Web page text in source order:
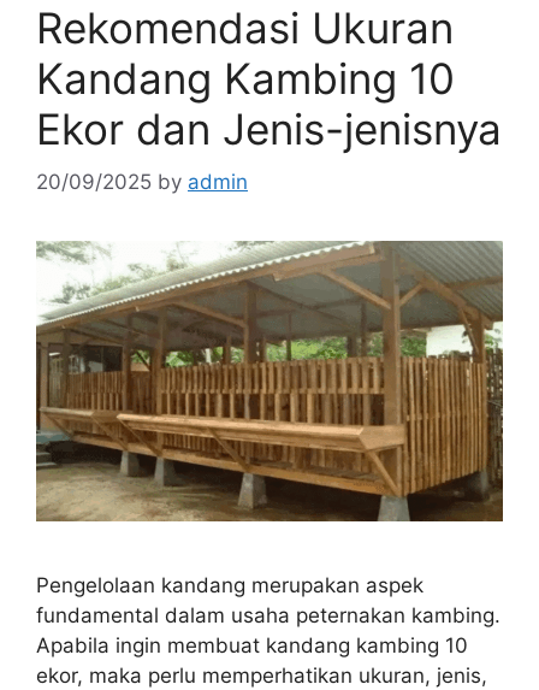
Rekomendasi Ukuran
Kandang Kambing 10
Ekor dan Jenis-jenisnya
20/09/2025 by admin
Pengelolaan kandang merupakan aspek
fundamental dalam usaha peternakan kambing.
Apabila ingin membuat kandang kambing 10
ekor, maka perlu memperhatikan ukuran, jenis,